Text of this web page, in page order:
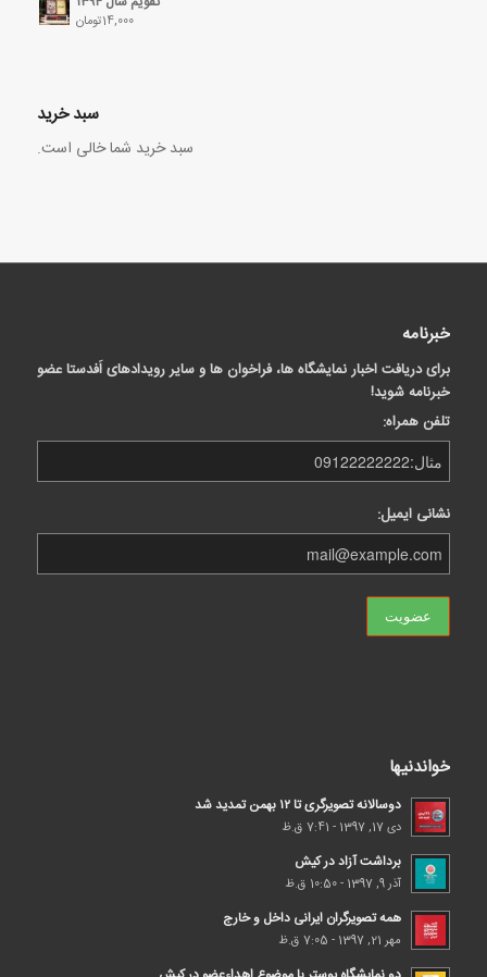
14,000تومان
سبد خرید
سبد خرید شما خالی است.
خبرنامه
برای دریافت اخبار نمایشگاه ها، فراخوان ها و سایر رویدادهای اَفدستا عضو
خبرنامه شوید!
تلفن همراه:
نشانی ایمیل:
خواندنیها
دوسالانه تصویرگری تا ۱۲ بهمن تمدید شد
دی 17, 1397 - 7:41 ق.ظ
برداشت آزاد در کیش
آذر 9, 1397 - 10:50 ق.ظ
همه تصویرگران ایرانی داخل و خارج
مهر 21, 1397 - 7:05 ق.ظ